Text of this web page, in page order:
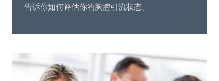
告诉你如何评估你的胸腔引流状态。